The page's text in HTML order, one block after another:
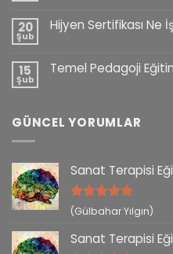
20
Şub
Hijyen Sertifikası Ne
15
Şub
Temel Pedagoji
GÜNCEL YORUMLAR
Sanat Terapisi
5 üzerinden
(Gülbahar Yılgın)
Sanat Terapisi